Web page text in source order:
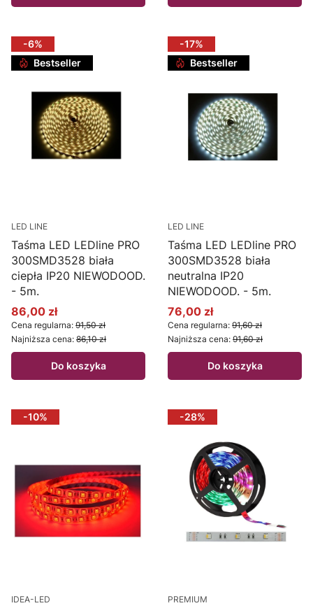
-6%
Bestseller
LED LINE
Taśma LED LEDline PRO
300SMD3528 biała
ciepła IP20 NIEWODOOD.
- 5m.
Cena promocyjna
86,00 zł
Cena regularna: 91,50 zł
Najniższa cena: 86,10 zł
Do koszyka
-17%
Bestseller
LED LINE
Taśma LED LEDline PRO
300SMD3528 biała
neutralna IP20
NIEWODOOD. - 5m.
Cena promocyjna
76,00 zł
Cena regularna: 91,60 zł
Najniższa cena: 91,60 zł
Do koszyka
-10%
IDEA-LED
-28%
PREMIUM